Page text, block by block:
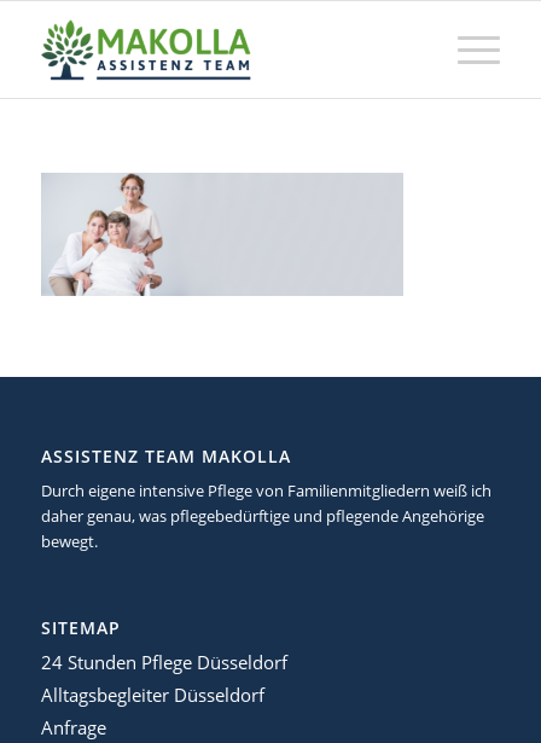
ASSISTENZ TEAM MAKOLLA
Durch eigene intensive Pflege von Familienmitgliedern weiß ich
daher genau, was pflegebedürftige und pflegende Angehörige
bewegt.
SITEMAP
24 Stunden Pflege Düsseldorf
Alltagsbegleiter Düsseldorf
Anfrage